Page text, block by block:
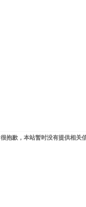
很抱歉，本站暂时没有提供相关